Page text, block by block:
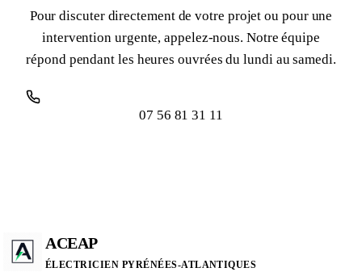
Pour discuter directement de votre projet ou pour une
intervention urgente, appelez-nous. Notre équipe
répond pendant les heures ouvrées du lundi au samedi.
07 56 81 31 11
ACEAP
ÉLECTRICIEN PYRÉNÉES-ATLANTIQUES